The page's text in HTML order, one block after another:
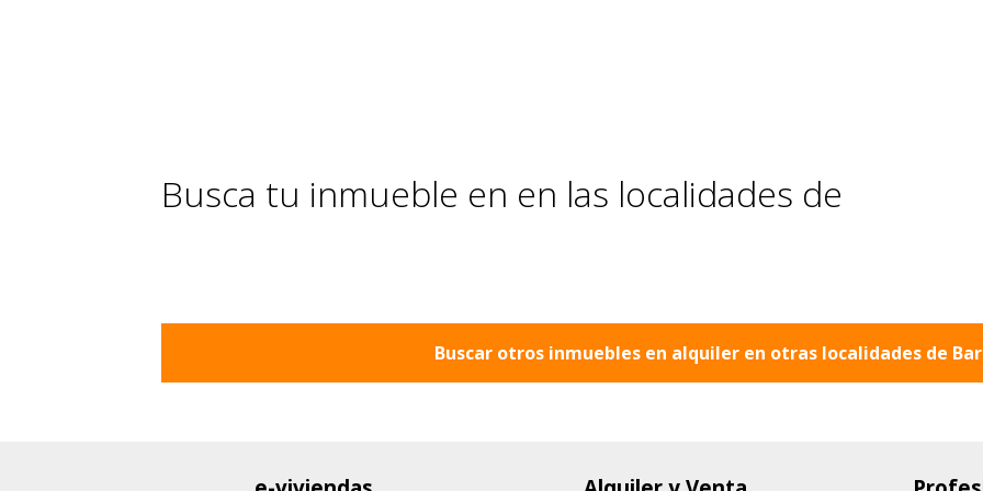
Busca tu inmueble en en las localidades de
Buscar otros inmuebles en alquiler en otras localidades de